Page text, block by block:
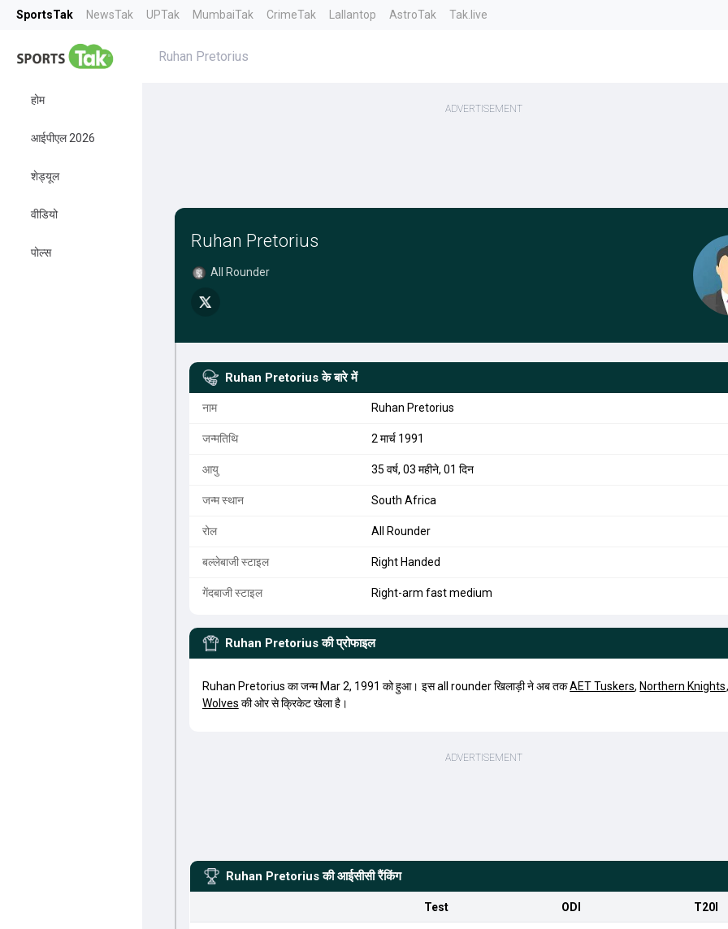
SportsTak NewsTak UPTak MumbaiTak CrimeTak Lallantop AstroTak Tak.live
होम
आईपीएल 2026
शेड्यूल
वीडियो
पोल्स
Ruhan Pretorius
Ruhan Pretorius
All Rounder
Ruhan Pretorius के बारे में
नाम Ruhan Pretorius
जन्मतिथि 2 मार्च 1991
आयु 35 वर्ष, 03 महीने, 01 दिन
जन्म स्थान South Africa
रोल All Rounder
बल्लेबाजी स्टाइल Right Handed
गेंदबाजी स्टाइल Right-arm fast medium
Ruhan Pretorius की प्रोफाइल
Ruhan Pretorius का जन्म Mar 2, 1991 को हुआ। इस all rounder खिलाड़ी ने अब तकAET Tuskers, Northern Knights
Wolves की ओर से क्रिकेट खेला है।
Ruhan Pretorius की आईसीसी रैंकिंग
Test ODI T20I